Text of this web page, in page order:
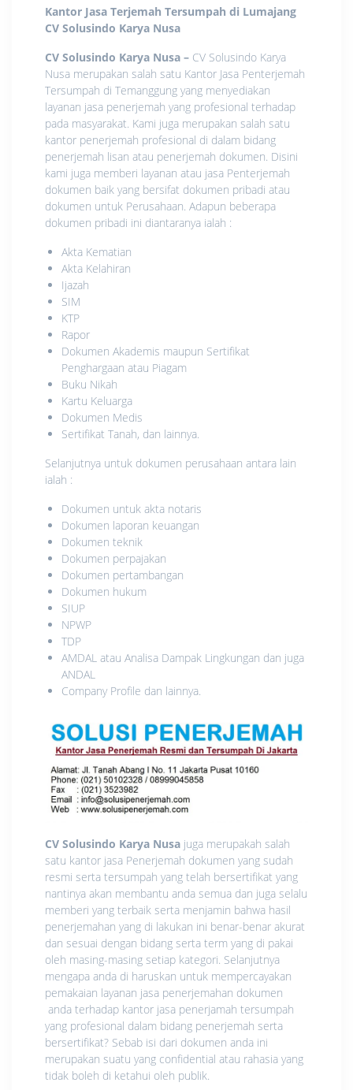
Kantor Jasa Terjemah Tersumpah di Lumajang
CV Solusindo Karya Nusa
CV Solusindo Karya Nusa – CV Solusindo Karya
Nusa merupakan salah satu Kantor Jasa Penterjemah
Tersumpah di Temanggung yang menyediakan
layanan jasa penerjemah yang profesional terhadap
pada masyarakat. Kami juga merupakan salah satu
kantor penerjemah profesional di dalam bidang
penerjemah lisan atau penerjemah dokumen. Disini
kami juga memberi layanan atau jasa Penterjemah
dokumen baik yang bersifat dokumen pribadi atau
dokumen untuk Perusahaan. Adapun beberapa
dokumen pribadi ini diantaranya ialah :
Akta Kematian
Akta Kelahiran
Ijazah
SIM
KTP
Rapor
Dokumen Akademis maupun Sertifikat
Penghargaan atau Piagam
Buku Nikah
Kartu Keluarga
Dokumen Medis
Sertifikat Tanah, dan lainnya.
Selanjutnya untuk dokumen perusahaan antara lain
ialah :
Dokumen untuk akta notaris
Dokumen laporan keuangan
Dokumen teknik
Dokumen perpajakan
Dokumen pertambangan
Dokumen hukum
SIUP
NPWP
TDP
AMDAL atau Analisa Dampak Lingkungan dan juga
ANDAL
Company Profile dan lainnya.
CV Solusindo Karya Nusa juga merupakah salah
satu kantor jasa Penerjemah dokumen yang sudah
resmi serta tersumpah yang telah bersertifikat yang
nantinya akan membantu anda semua dan juga selalu
memberi yang terbaik serta menjamin bahwa hasil
penerjemahan yang di lakukan ini benar-benar akurat
dan sesuai dengan bidang serta term yang di pakai
oleh masing-masing setiap kategori. Selanjutnya
mengapa anda di haruskan untuk mempercayakan
pemakaian layanan jasa penerjemahan dokumen
anda terhadap kantor jasa penerjamah tersumpah
yang profesional dalam bidang penerjemah serta
bersertifikat? Sebab isi dari dokumen anda ini
merupakan suatu yang confidential atau rahasia yang
tidak boleh di ketahui oleh publik.